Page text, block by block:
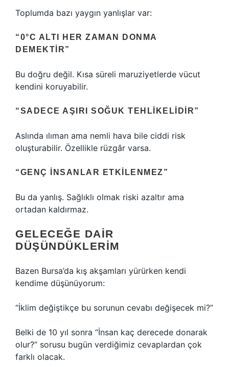
Toplumda bazı yaygın yanlışlar var:
“0°C ALTI HER ZAMAN DONMA
DEMEKTIR”
Bu doğru değil. Kısa süreli maruziyetlerde vücut
kendini koruyabilir.
“SADECE AŞIRI SOĞUK TEHLIKELIDIR”
Aslında ılıman ama nemli hava bile ciddi risk
oluşturabilir. Özellikle rüzgâr varsa.
“GENÇ INSANLAR ETKILENMEZ”
Bu da yanlış. Sağlıklı olmak riski azaltır ama
ortadan kaldırmaz.
GELECEĞE DAIR
DÜŞÜNDÜKLERIM
Bazen Bursa’da kış akşamları yürürken kendi
kendime düşünüyorum:
“İklim değiştikçe bu sorunun cevabı değişecek mi?”
Belki de 10 yıl sonra “İnsan kaç derecede donarak
olur?” sorusu bugün verdiğimiz cevaplardan çok
farklı olacak.